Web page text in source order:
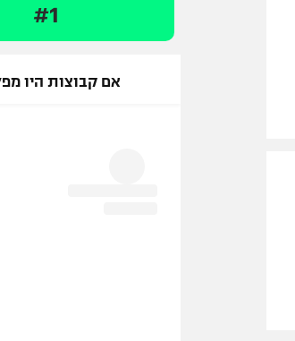
#1
אם קבוצות היו